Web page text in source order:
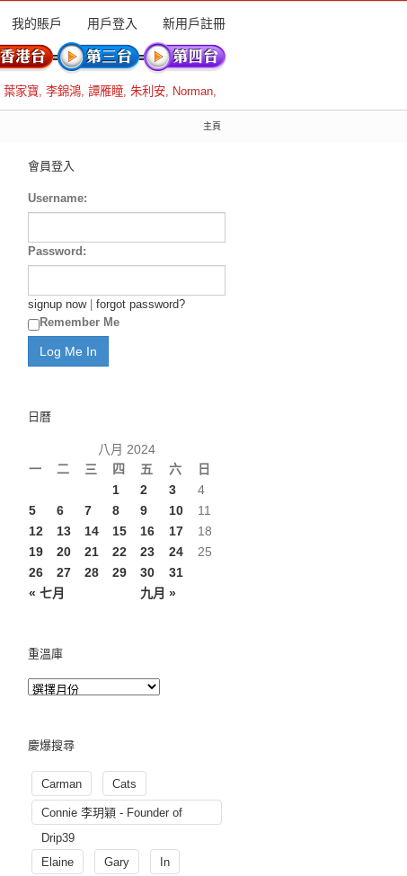
我的賬戶 用戶登入 新用戶註冊
葉家寶, 李錦鴻, 譚雁瞳, 朱利安, Norman,
主頁
會員登入
Username:
Password:
signup now| forgot password?
Remember Me
日曆
八月 2024
一
二 三 四 五 六 日
« 七月 九月 »
1 2 3
4
5
6 7 8 9 10
11
12
13 14 15 16 17
18
19
20 21 22 23 24
25
26
27 28 29 30 31
重溫庫
慶爆搜尋
Carman Cats
Connie 李玥穎 - Founder of
Drip39
Elaine
Gary In